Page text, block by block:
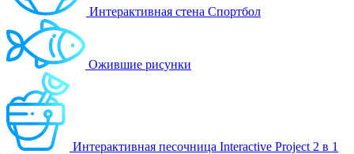
Интерактивная стена Спортбол
Ожившие рисунки
Интерактивная песочница Interactive Project 2 в 1